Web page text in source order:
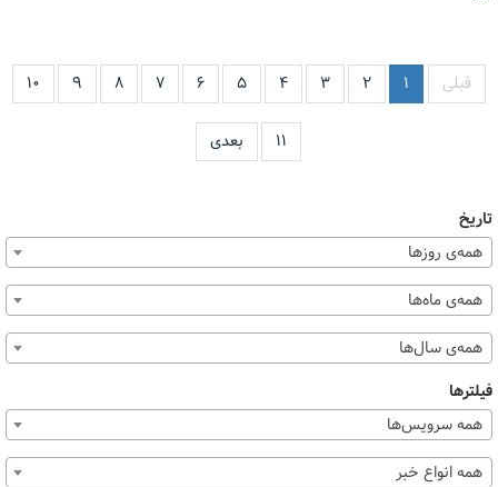
قبلی ۱ ۲ ۳ ۴ ۵ ۶ ۷ ۸ ۹ ۱۰
۱۱ بعدی
تاریخ
همه‌ی روزها
همه‌ی ماه‌ها
همه‌ی سال‌ها
فیلترها
همه سرویس‌ها
همه انواع خبر